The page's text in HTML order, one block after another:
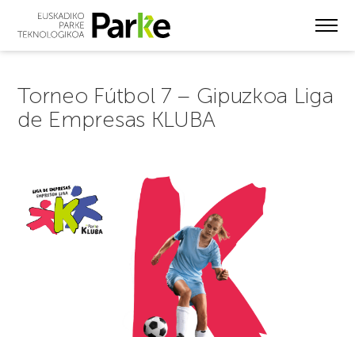
Torneo Fútbol 7 – Gipuzkoa Liga
de Empresas KLUBA